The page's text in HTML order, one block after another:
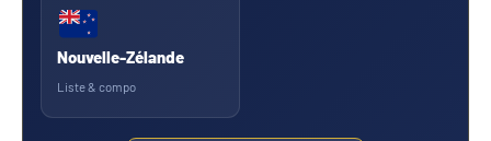
Nouvelle-Zélande
Liste & compo